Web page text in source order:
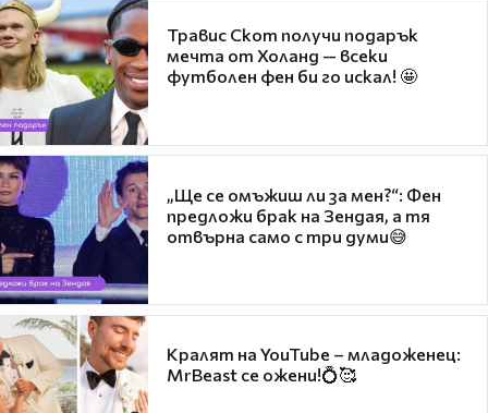
Травис Скот получи подарък
мечта от Холанд — всеки
футболен фен би го искал! 🤩
„Ще се омъжиш ли за мен?“: Фен
предложи брак на Зендая, а тя
отвърна само с три думи😅
Кралят на YouTube – младоженец:
MrBeast се ожени!💍🥰